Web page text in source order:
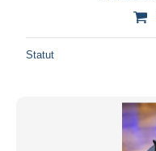
Statut